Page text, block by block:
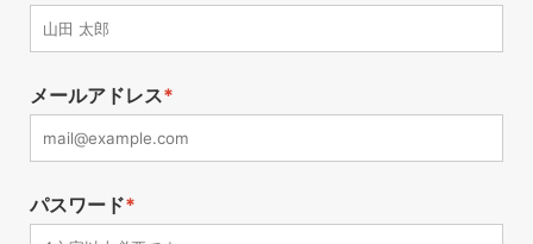
メールアドレス*
パスワード*